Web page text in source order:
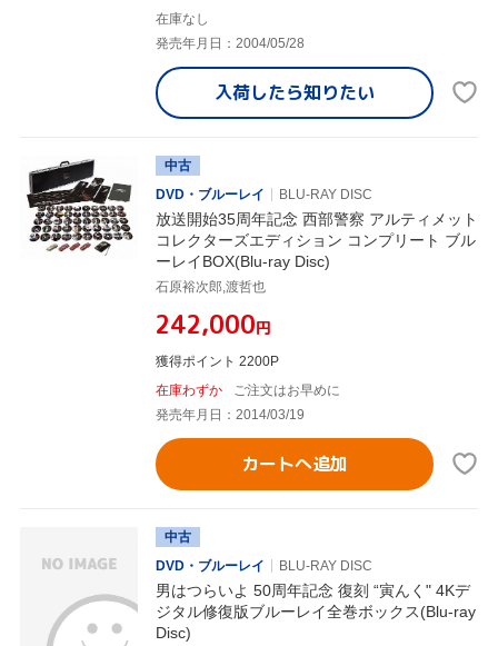
在庫なし
発売年月日：2004/05/28
入荷したら知りたい
中古
DVD・ブルーレイ
BLU-RAY DISC
放送開始35周年記念 西部警察 アルティメット
コレクターズエディション コンプリート ブル
ーレイBOX(Blu-ray Disc)
石原裕次郎,渡哲也
¥242,000円
獲得ポイント 2200P
在庫わずか
ご注文はお早めに
発売年月日：2014/03/19
カートへ追加
中古
DVD・ブルーレイ
BLU-RAY DISC
男はつらいよ 50周年記念 復刻 “寅んく" 4Kデ
ジタル修復版ブルーレイ全巻ボックス(Blu-ray
Disc)